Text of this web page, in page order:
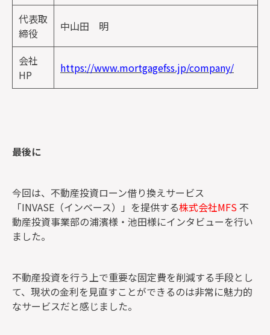
代表取
締役
中山田 明
会社
HP
https://www.mortgagefss.jp/company/
最後に
今回は、不動産投資ローン借り換えサービス
「INVASE（インベース）」を提供する株式会社MFS 不
動産投資事業部の浦濱様・池田様にインタビューを行い
ました。
不動産投資を行う上で重要な固定費を削減する手段とし
て、現状の金利を見直すことができるのは非常に魅力的
なサービスだと感じました。